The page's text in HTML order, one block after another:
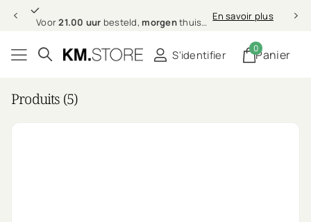
Voor21.00 uur besteld, morgenthuis (in NL & BE) En savoir plus
S'identifier Panier
0
Produits (5)